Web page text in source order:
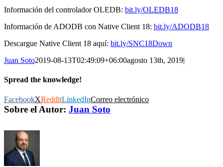
Información del controlador OLEDB: bit.ly/OLEDB18
Información de ADODB con Native Client 18: bit.ly/ADODB18
Descargue Native Client 18 aquí: bit.ly/SNC18Down
Juan Soto2019-08-13T02:49:09+06:00agosto 13th, 2019|
Spread the knowledge!
FacebookXRedditLinkedInCorreo electrónico
Sobre el Autor: Juan Soto